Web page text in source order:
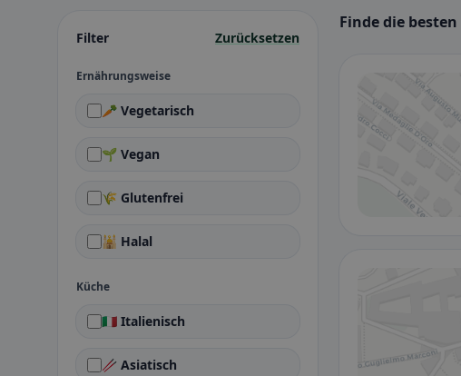
Filter Zurücksetzen
Ernährungsweise
🥕 Vegetarisch
🌱 Vegan
🌾 Glutenfrei
🕌 Halal
Küche
🇮🇹 Italienisch
🥢 Asiatisch
Finde die